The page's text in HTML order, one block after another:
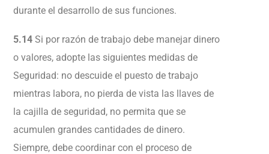
durante el desarrollo de sus funciones.
5.14 Si por razón de trabajo debe manejar dinero
o valores, adopte las siguientes medidas de
Seguridad: no descuide el puesto de trabajo
mientras labora, no pierda de vista las llaves de
la cajilla de seguridad, no permita que se
acumulen grandes cantidades de dinero.
Siempre, debe coordinar con el proceso de